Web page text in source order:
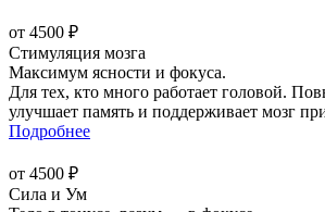
от 4500 ₽
Стимуляция мозга
Максимум ясности и фокуса.
Для тех, кто много работает головой.
улучшает память и поддерживает мозг
Подробнее
от 4500 ₽
Сила и Ум